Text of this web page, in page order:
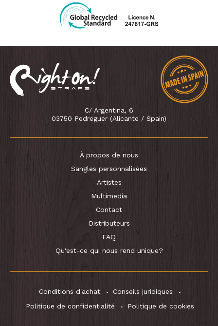
C/ Argentina, 6
03750 Pedreguer (Alicante / Spain)
À propos de nous
Sangles personnalisées
Artistes
Multimedia
Contact
Distributeurs
FAQ
Qu'est-ce qui nous rend unique?
Conditions d'achat
Conseils juridiques
Politique de confidentialité
Politique de cookies